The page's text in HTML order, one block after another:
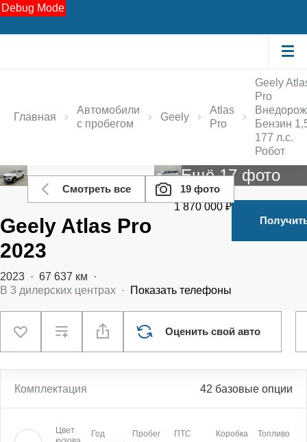
Debug Mode
Главная
Автомобили
с пробегом
Geely
Atlas
Pro
Geely
Pro
Бензин
177 л.с.
Робот
Смотреть все 19 фото
Ещё 17 фото
Geely Atlas Pro
2023
1 870 000 ₽
2023 · 67 637 км ·
В 3 дилерских центрах · Показать телефоны
Оценить свой авто
Комплектация 42 базовые опции
Цвет
Год
Пробег ПТС Коробка Топливо